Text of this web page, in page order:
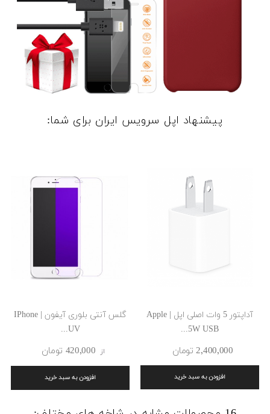
پیشنهاد اپل سرویس ایران برای شما:
آداپتور 5 وات اصلی اپل | Apple
5W USB...
2٬400٬000 ‎تومان
افزودن به سبد خرید
گلس آنتی بلوری آیفون | IPhone
UV...
از 420٬000 ‎تومان
افزودن به سبد خرید